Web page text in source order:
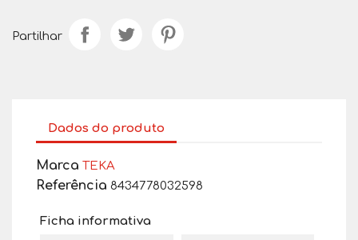
Partilhar
Dados do produto
Marca TEKA
Referência 8434778032598
Ficha informativa